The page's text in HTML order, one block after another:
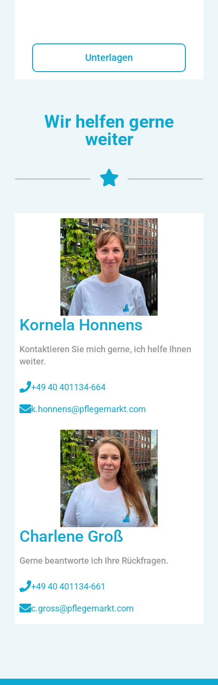
Unterlagen
Wir helfen gerne
weiter
Kornela Honnens
Kontaktieren Sie mich gerne, ich helfe Ihnen
weiter.
+49 40 401134-664
k.honnens@pflegemarkt.com
Charlene Groß
Gerne beantworte ich Ihre Rückfragen.
+49 40 401134-661
c.gross@pflegemarkt.com